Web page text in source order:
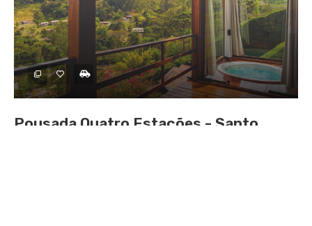
Pousada Quatro Estações - Santo